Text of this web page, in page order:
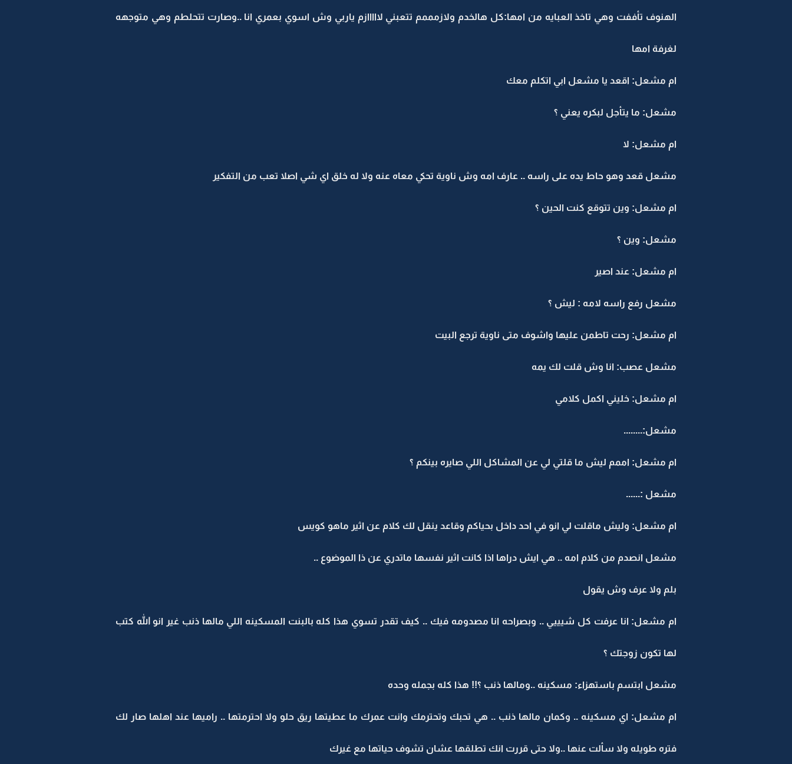
الهنوف تأففت وهي تاخذ العبايه من امها:كل هالخدم ولازمممم تتعبني لااااازم ياربي وش اسوي بعمري انا ..وصارت تتحلطم وهي متوجهه
لغرفة امها
ام مشعل: اقعد يا مشعل ابي اتكلم معك
مشعل: ما يتأجل لبكره يعني ؟
ام مشعل: لا
مشعل قعد وهو حاط يده على راسه .. عارف امه وش ناوية تحكي معاه عنه ولا له خلق اي شي اصلا تعب من التفكير
ام مشعل: وين تتوقع كنت الحين ؟
مشعل: وين ؟
ام مشعل: عند اصير
مشعل رفع راسه لامه : ليش ؟
ام مشعل: رحت تاطمن عليها واشوف متى ناوية ترجع البيت
مشعل عصب: انا وش قلت لك يمه
ام مشعل: خليني اكمل كلامي
مشعل:........
ام مشعل: اممم ليش ما قلتي لي عن المشاكل اللي صايره بينكم ؟
مشعل :......
ام مشعل: وليش ماقلت لي انو في احد داخل بحياكم وقاعد ينقل لك كلام عن اثير ماهو كويس
مشعل انصدم من كلام امه .. هي ايش دراها اذا كانت اثير نفسها ماتدري عن ذا الموضوع ..
بلم ولا عرف وش يقول
ام مشعل: انا عرفت كل شيييي .. وبصراحه انا مصدومه فيك .. كيف تقدر تسوي هذا كله بالبنت المسكينه اللي مالها ذنب غير انو الله كتب
لها تكون زوجتك ؟
مشعل ابتسم باستهزاء: مسكينه ..ومالها ذنب ؟!! هذا كله بجمله وحده
ام مشعل: اي مسكينه .. وكمان مالها ذنب .. هي تحبك وتحترمك وانت عمرك ما عطيتها ريق حلو ولا احترمتها .. راميها عند اهلها صار لك
فتره طويله ولا سألت عنها ..ولا حتى قررت انك تطلقها عشان تشوف حياتها مع غيرك